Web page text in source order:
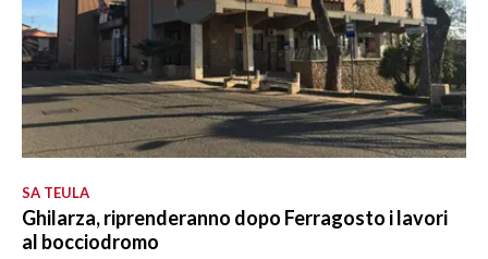
SA TEULA
Ghilarza, riprenderanno dopo Ferragosto i lavori
al bocciodromo